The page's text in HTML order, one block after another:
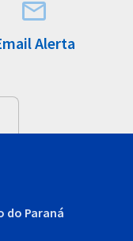
Alerta
do Paraná